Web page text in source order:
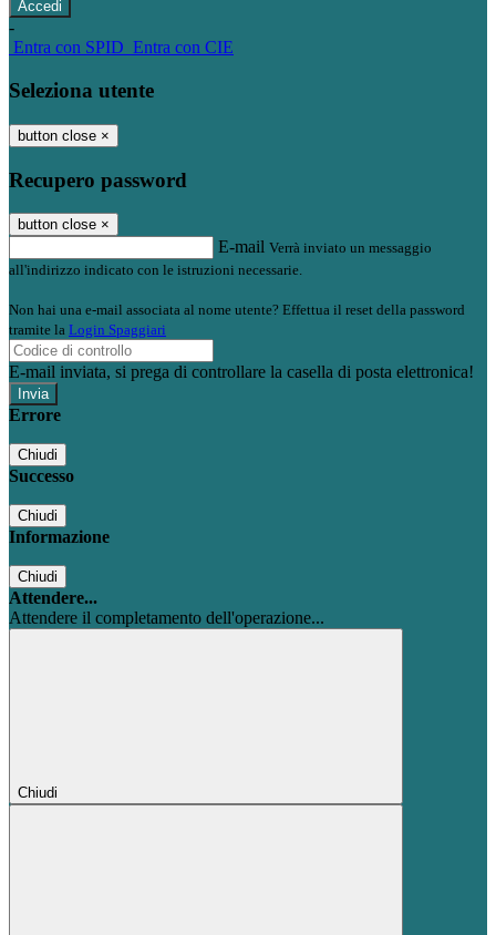
-
Entra con SPID Entra con CIE
Seleziona utente
button close ×
Recupero password
button close ×
E-mail Verrà inviato un messaggio
all'indirizzo indicato con le istruzioni necessarie.
Non hai una e-mail associata al nome utente? Effettua il reset della password
tramite la Login Spaggiari
E-mail inviata, si prega di controllare la casella di posta elettronica!
Errore
Chiudi
Successo
Chiudi
Informazione
Chiudi
Attendere...
Attendere il completamento dell'operazione...
Chiudi